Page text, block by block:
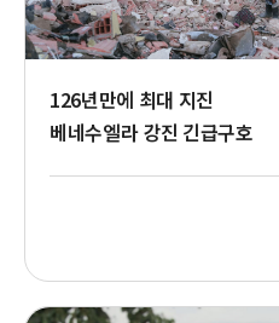
126년만에 최대 지진
베네수엘라 강진 긴급구호